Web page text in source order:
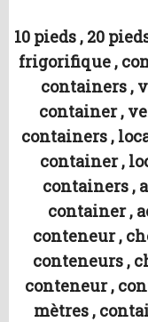
10 pieds , 20
frigorifique ,
containers ,
container ,
containers ,
container ,
containers ,
container ,
conteneur ,
conteneurs ,
conteneur ,
mètres ,